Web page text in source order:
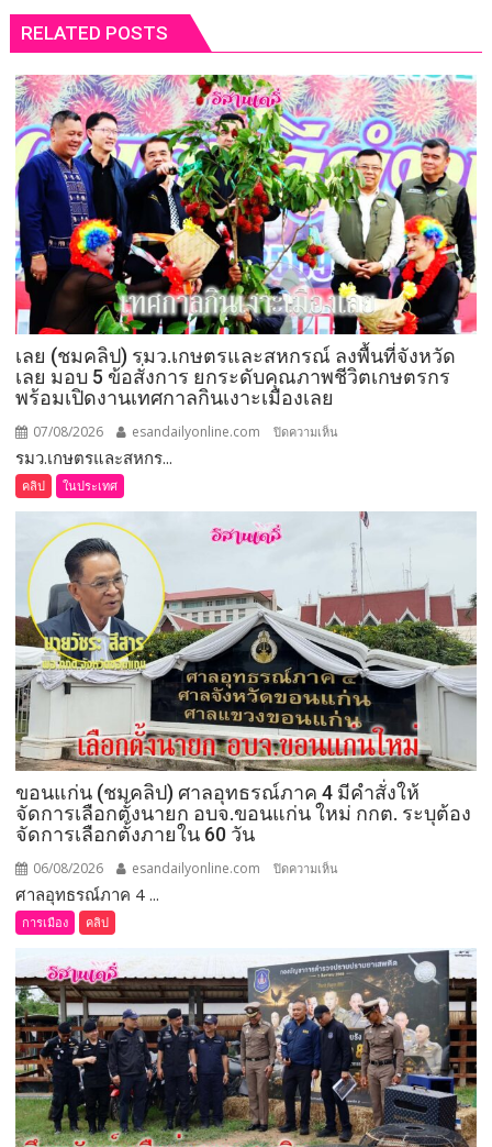
RELATED POSTS
เลย (ชมคลิป) รมว.เกษตรและสหกรณ์ ลงพื้นที่จังหวัด
เลย มอบ 5 ข้อสั่งการ ยกระดับคุณภาพชีวิตเกษตรกร
พร้อมเปิดงานเทศกาลกินเงาะเมืองเลย
07/08/2026 esandailyonline.com ปิดความเห็น
รมว.เกษตร
และ
สหกรณ์
ลงพื้น
ที่
จังหวัด
เลย
มอบ
5
ข้อ
สั่ง
การ
ยก
เปิด
งาน
เทศกาล
กิน
เงาะ
เมือง
เลย
รมว.เกษตรและสหกร...
คลิป ในประเทศ
ขอนแก่น (ชมคลิป) ศาลอุทธรณ์ภาค 4 มีคำสั่งให้
จัดการเลือกตั้งนายก อบจ.ขอนแก่น ใหม่ กกต. ระบุต้อง
จัดการเลือกตั้งภายใน 60 วัน
06/08/2026 esandailyonline.com ปิดความเห็น
ศาล
อุทธรณ์
ภาค 4 มี
คำ
สั่ง
ให้
จัดการ
เลือก
ศาลอุทธรณ์ภาค 4 ...
การเมือง คลิป